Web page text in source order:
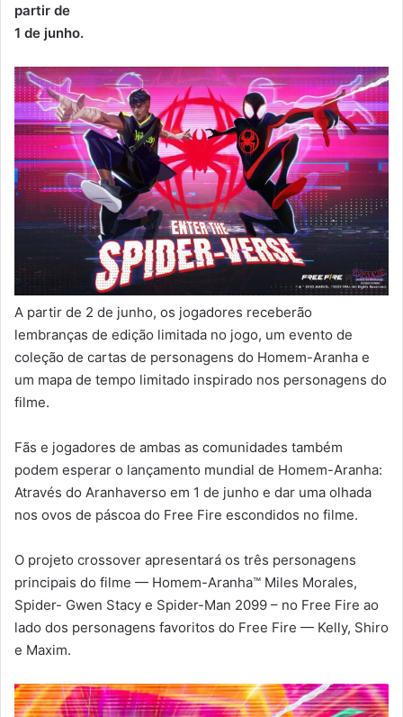
partir de
1 de junho.
A partir de 2 de junho, os jogadores receberão
lembranças de edição limitada no jogo, um evento de
coleção de cartas de personagens do Homem-Aranha e
um mapa de tempo limitado inspirado nos personagens do
filme.
Fãs e jogadores de ambas as comunidades também
podem esperar o lançamento mundial de Homem-Aranha:
Através do Aranhaverso em 1 de junho e dar uma olhada
nos ovos de páscoa do Free Fire escondidos no filme.
O projeto crossover apresentará os três personagens
principais do filme — Homem-Aranha™ Miles Morales,
Spider- Gwen Stacy e Spider-Man 2099 – no Free Fire ao
lado dos personagens favoritos do Free Fire — Kelly, Shiro
e Maxim.